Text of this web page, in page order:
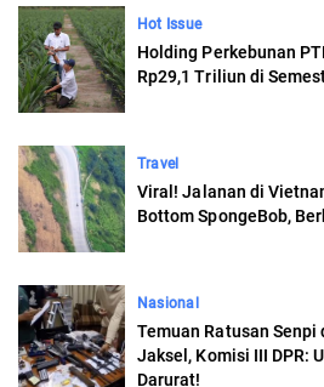
Hot Issue
Holding Perkebunan
Rp29,1 Triliun di
Travel
Viral! Jalanan di
Bottom SpongeBob,
Nasional
Temuan Ratusan Senpi
Jaksel, Komisi III DPR:
Darurat!